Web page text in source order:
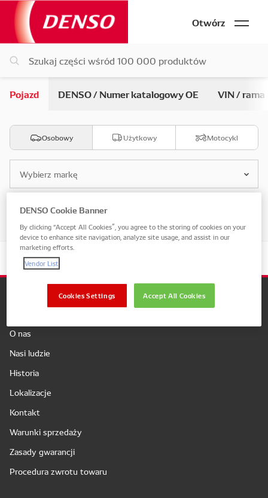
Otwórz
Pojazd DENSO / Numer katalogowy OE VIN / rama
Osobowy Użytkowy Motocykl
Wybierz markę
Wybierz model
O nas
Nasi ludzie
Historia
Lokalizacje
Kontakt
Warunki sprzedaży
Zasady gwarancji
Procedura zwrotu towaru
DENSO Cookie Banner
By clicking “Accept All Cookies”, you agree to the storing of cookies on your
device to enhance site navigation, analyze site usage, and assist in our
marketing efforts.
Vendor List
Accept All Cookies
Cookies Settings